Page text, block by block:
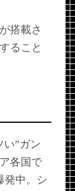
搭載さ
ること
い”ガン
各国で
発中。シ